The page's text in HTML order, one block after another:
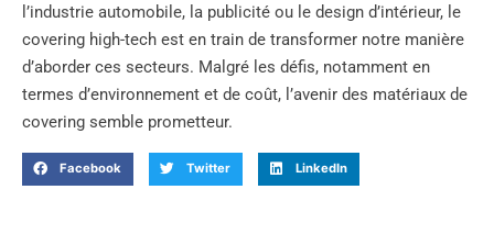
l’industrie automobile, la publicité ou le design d’intérieur, le
covering high-tech est en train de transformer notre manière
d’aborder ces secteurs. Malgré les défis, notamment en
termes d’environnement et de coût, l’avenir des matériaux de
covering semble prometteur.
Facebook Twitter LinkedIn